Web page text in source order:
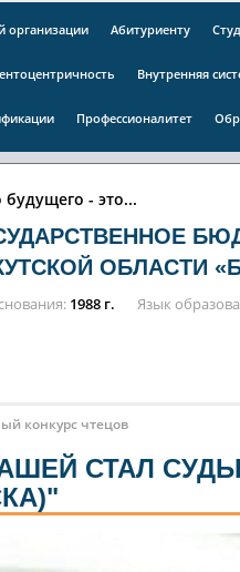
организации Абитуриенту
Внутренняя
Профессионалитет
будущего - это...
ОБЛАСТИ
1988 г. Язык
конкурс чтецов
СТАЛ